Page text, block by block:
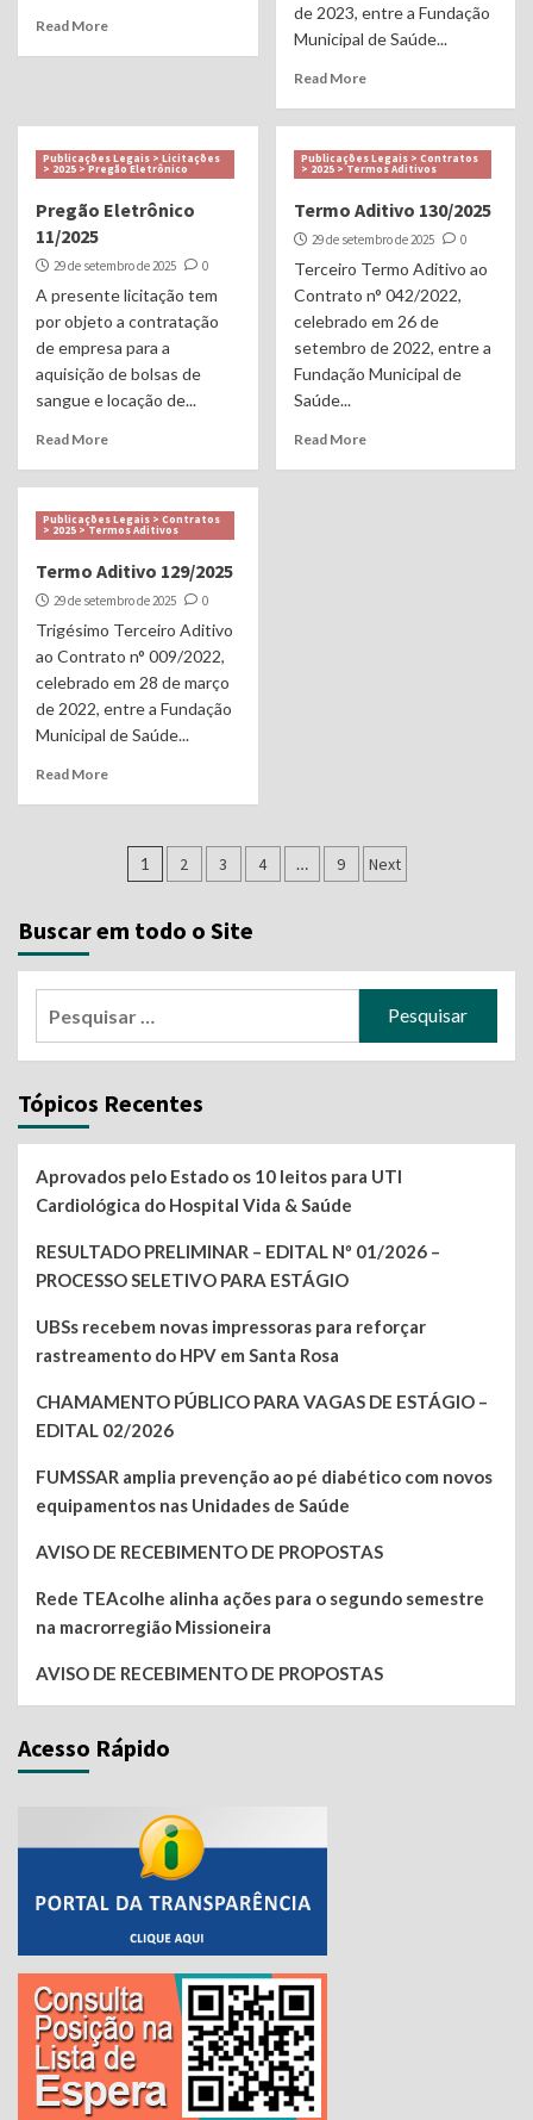
Read More
de 2023, entre a Fundação
Municipal de Saúde...
Read More
Publicações Legais > Licitações
> 2025 > Pregão Eletrônico
Pregão Eletrônico
11/2025
29 de setembro de 2025 0
A presente licitação tem
por objeto a contratação
de empresa para a
aquisição de bolsas de
sangue e locação de...
Read More
Publicações Legais > Contratos
> 2025 > Termos Aditivos
Termo Aditivo 130/2025
29 de setembro de 2025 0
Terceiro Termo Aditivo ao
Contrato n° 042/2022,
celebrado em 26 de
setembro de 2022, entre a
Fundação Municipal de
Saúde...
Read More
Publicações Legais > Contratos
> 2025 > Termos Aditivos
Termo Aditivo 129/2025
29 de setembro de 2025 0
Trigésimo Terceiro Aditivo
ao Contrato n° 009/2022,
celebrado em 28 de março
de 2022, entre a Fundação
Municipal de Saúde...
Read More
Navegação
posts
1 2 3 4 … 9 Next
Buscar em todo o Site
Tópicos Recentes
Aprovados pelo Estado os 10 leitos para UTI
Cardiológica do Hospital Vida & Saúde
RESULTADO PRELIMINAR – EDITAL Nº 01/2026 –
PROCESSO SELETIVO PARA ESTÁGIO
UBSs recebem novas impressoras para reforçar
rastreamento do HPV em Santa Rosa
CHAMAMENTO PÚBLICO PARA VAGAS DE ESTÁGIO –
EDITAL 02/2026
FUMSSAR amplia prevenção ao pé diabético com novos
equipamentos nas Unidades de Saúde
AVISO DE RECEBIMENTO DE PROPOSTAS
Rede TEAcolhe alinha ações para o segundo semestre
na macrorregião Missioneira
AVISO DE RECEBIMENTO DE PROPOSTAS
Acesso Rápido